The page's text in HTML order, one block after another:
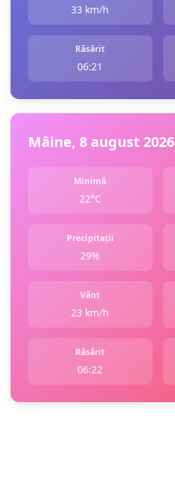
33 km/h
Răsărit
06:21
Mâine, 8 august 2026
Minimă
22°C
Precipitații
29%
Vânt
23 km/h
Răsărit
06:22